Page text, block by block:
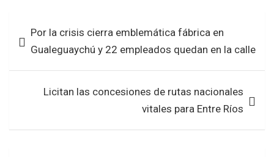
o
o
k
A
p
p
de
entradas
Por la crisis cierra emblemática fábrica en
Gualeguaychú y 22 empleados quedan en la calle
Licitan las concesiones de rutas nacionales
vitales para Entre Ríos